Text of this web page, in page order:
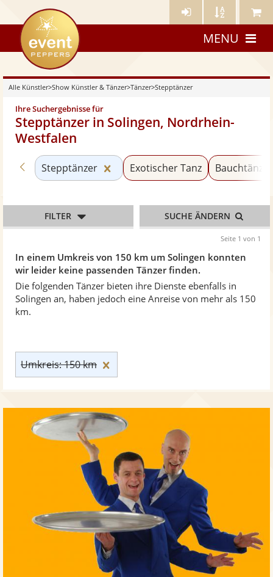
Künstler- Künstler Meine
eventpeppers
MENU
Alle Künstler>Show Künstler & Tänzer>Tänzer>Stepptänzer
Ihre Suchergebnisse für
Stepptänzer in Solingen, Nordrhein-
Westfalen
In einem Umkreis von 150 km um Solingen konnten
wir leider keine passenden Tänzer finden.
Die folgenden Tänzer bieten ihre Dienste ebenfalls in
Solingen an, haben jedoch eine Anreise von mehr als 150
km.
Zurück zu «Tänzer»
Stepptänzer Kategorie «Stepptänzer»
Exotischer Tanz Bauchtänzer
Umkreis: 150 km
FILTER SUCHE ÄNDERN
Seite 1 von 1